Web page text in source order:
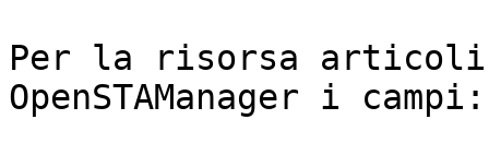
Per la risorsa articoli
OpenSTAManager i campi: